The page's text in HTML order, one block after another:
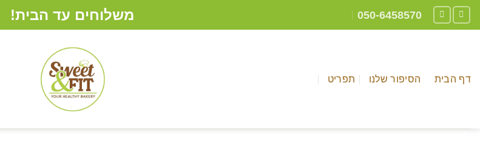
Skip
050-6458570 משלוחים עד הבית!
דף הבית הסיפור שלנו תפריט